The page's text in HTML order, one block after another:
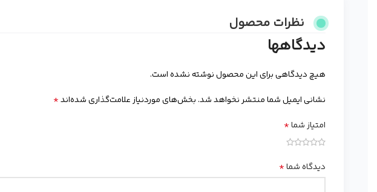
نظرات محصول
دیدگاهها
هیچ دیدگاهی برای این محصول نوشته نشده است.
نشانی ایمیل شما منتشر نخواهد شد.بخش‌های موردنیاز علامت‌گذاری شده‌اند*
امتیاز شما*
دیدگاه شما*